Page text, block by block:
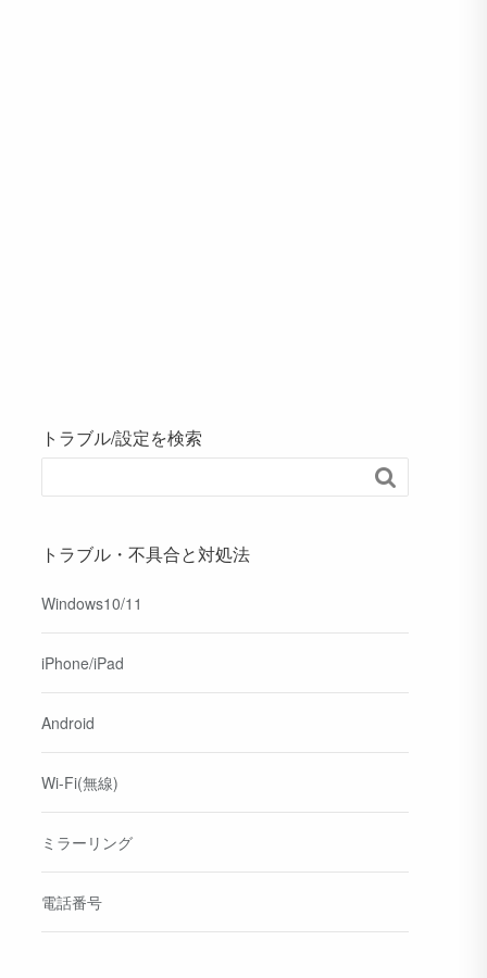
トラブル/設定を検索

トラブル・不具合と対処法
Windows10/11
iPhone/iPad
Android
Wi-Fi(無線)
ミラーリング
電話番号